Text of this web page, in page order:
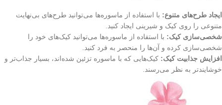
ایجاد طرح‌های متنوع: با استفاده از ماسوره‌ها می‌توانید طرح‌های بی‌نهایت
متنوعی را روی کیک و شیرینی ایجاد کنید.
شخصی‌سازی کیک: با استفاده از ماسوره‌ها می‌توانید کیک‌های خود را
شخصی‌سازی کرده و آن‌ها را منحصر به فرد کنید.
افزایش جذابیت کیک: کیک‌هایی که با ماسوره تزئین شده‌اند، بسیار جذاب‌تر و
خوشایندتر به نظر می‌رسند.